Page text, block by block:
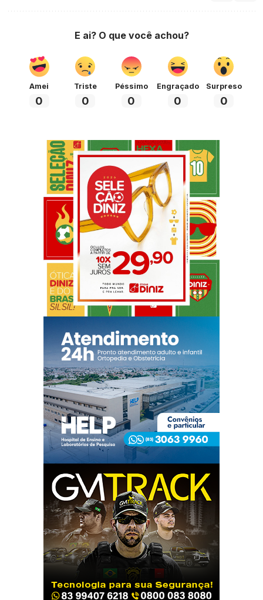
E ai? O que você achou?
Amei
0
Triste
0
Péssimo
0
Engraçado
0
Surpreso
0